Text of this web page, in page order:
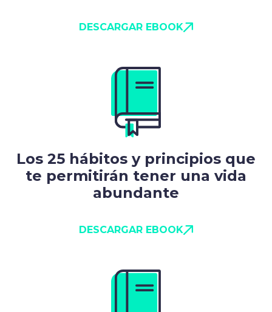
DESCARGAR EBOOK
Los 25 hábitos y principios que
te permitirán tener una vida
abundante
DESCARGAR EBOOK